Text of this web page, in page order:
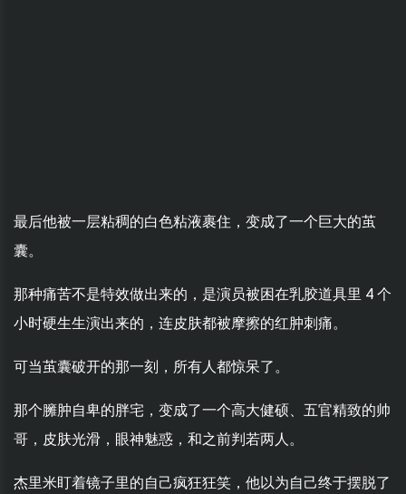
最后他被一层粘稠的白色粘液裹住，变成了一个巨大的茧
囊。
那种痛苦不是特效做出来的，是演员被困在乳胶道具里 4 个
小时硬生生演出来的，连皮肤都被摩擦的红肿刺痛。
可当茧囊破开的那一刻，所有人都惊呆了。
那个臃肿自卑的胖宅，变成了一个高大健硕、五官精致的帅
哥，皮肤光滑，眼神魅惑，和之前判若两人。
杰里米盯着镜子里的自己疯狂狂笑，他以为自己终于摆脱了